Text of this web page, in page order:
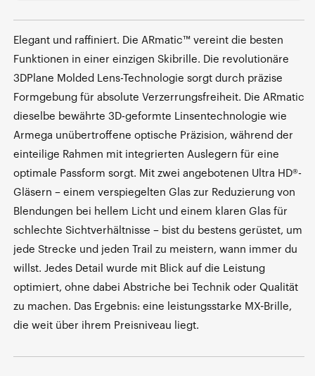
Elegant und raffiniert. Die ARmatic™ vereint die besten
Funktionen in einer einzigen Skibrille. Die revolutionäre
3DPlane Molded Lens-Technologie sorgt durch präzise
Formgebung für absolute Verzerrungsfreiheit. Die ARmatic
dieselbe bewährte 3D-geformte Linsentechnologie wie
Armega unübertroffene optische Präzision, während der
einteilige Rahmen mit integrierten Auslegern für eine
optimale Passform sorgt. Mit zwei angebotenen Ultra HD®-
Gläsern – einem verspiegelten Glas zur Reduzierung von
Blendungen bei hellem Licht und einem klaren Glas für
schlechte Sichtverhältnisse – bist du bestens gerüstet, um
jede Strecke und jeden Trail zu meistern, wann immer du
willst. Jedes Detail wurde mit Blick auf die Leistung
optimiert, ohne dabei Abstriche bei Technik oder Qualität
zu machen. Das Ergebnis: eine leistungsstarke MX-Brille,
die weit über ihrem Preisniveau liegt.